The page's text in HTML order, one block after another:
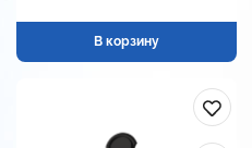
В корзину